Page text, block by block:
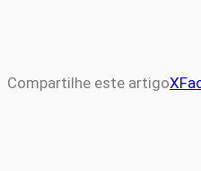
Compartilhe este artigoX